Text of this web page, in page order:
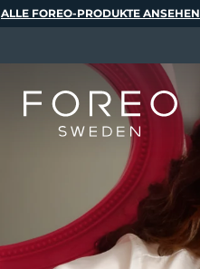
ALLE FOREO-PRODUKTE ANSEHEN